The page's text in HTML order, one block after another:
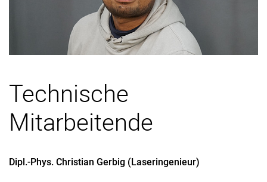
Technische
Mitarbeitende
Dipl.-Phys. Christian Gerbig (Laseringenieur)